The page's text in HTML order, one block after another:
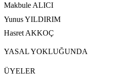
Makbule ALICI
Yunus YILDIRIM
Hasret AKKOÇ
YASAL YOKLUĞUNDA
ÜYELER